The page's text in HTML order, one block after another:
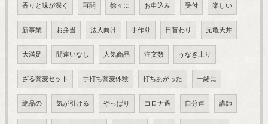
香りと味が深く 再開 徐々に お申込み 受付 楽しい
新事業 お弁当 法人向け 手作り 日替わり 元亀天丼
大満足 間違いなし 人気商品 注文数 うなぎ上り
ざる蕎麦セット 手打ち蕎麦体験 打ちあがった 一緒に
絶品の 気が引ける やっぱり コロナ過 自分達 講師